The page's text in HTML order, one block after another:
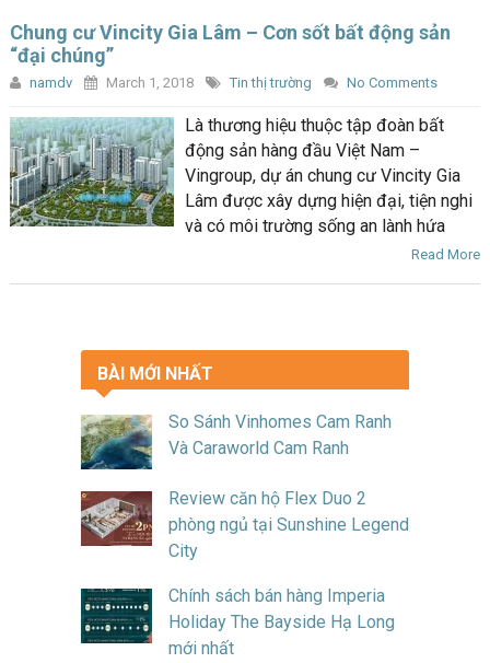
Chung cư Vincity Gia Lâm – Cơn sốt bất động sản
“đại chúng”
namdv March 1, 2018 Tin thị trường No Comments
Là thương hiệu thuộc tập đoàn bất
động sản hàng đầu Việt Nam –
Vingroup, dự án chung cư Vincity Gia
Lâm được xây dựng hiện đại, tiện nghi
và có môi trường sống an lành hứa
Read More
BÀI MỚI NHẤT
So Sánh Vinhomes Cam Ranh
Và Caraworld Cam Ranh
Review căn hộ Flex Duo 2
phòng ngủ tại Sunshine Legend
City
Chính sách bán hàng Imperia
Holiday The Bayside Hạ Long
mới nhất